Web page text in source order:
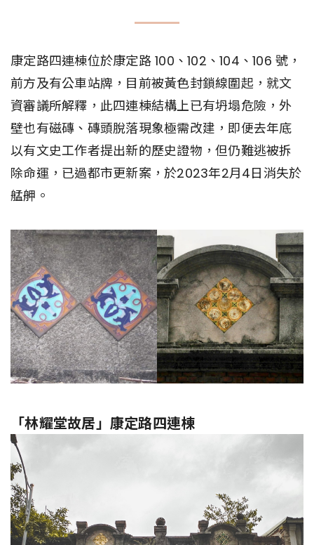
康定路四連棟位於康定路 100、102、104、106 號，
前方及有公車站牌，目前被黃色封鎖線圍起，就文
資審議所解釋，此四連棟結構上已有坍塌危險，外
壁也有磁磚、磚頭脫落現象極需改建，即便去年底
以有文史工作者提出新的歷史證物，但仍難逃被拆
除命運，已過都市更新案，於2023年2月4日消失於
艋舺。
「林耀堂故居」康定路四連棟